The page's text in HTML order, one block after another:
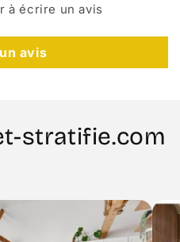
à écrire un avis
avis
stratifie.com